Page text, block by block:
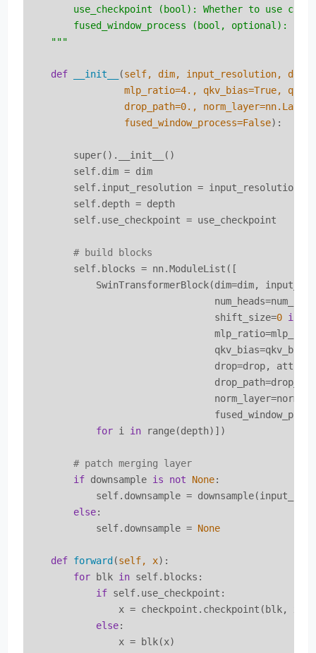
use_checkpoint (bool): Whether to use
fused_window_process (bool, optional): If
    """
def __init__ (self, dim, input_resolution, depth,
                 mlp_ratio=
4. , qkv_bias=True,
                 drop_path=
0. ,
                 fused_window_process=False
):
        super().__init__()
        self.dim = dim
        self.input_resolution = input_resolution
        self.depth = depth
        self.use_checkpoint = use_checkpoint
# build blocks
        self.blocks = nn.ModuleList([
SwinTransformerBlock(dim=dim,
                                 shift_size=
0 if
drop=drop,
for i in range(depth)])
# patch merging layer
if downsample is not None:
self.downsample =
else:
            self.downsample =
None
def forward (self, x):
for blk in self.blocks:
if self.use_checkpoint:
                x = checkpoint.checkpoint(blk, x)
else:
                x = blk(x)